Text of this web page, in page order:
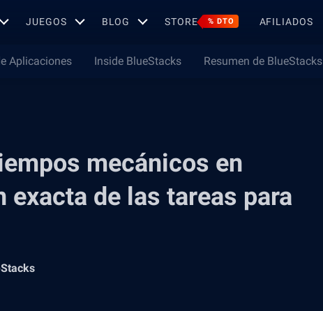
JUEGOS BLOG STORE % DTO AFILIADOS
Aplicaciones Inside BlueStacks Resumen de BlueStacks
mecánicos en
exacta de las tareas para